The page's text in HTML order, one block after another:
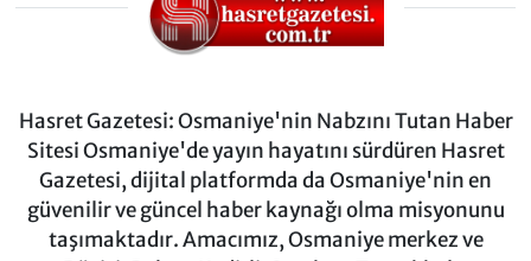
Hasret Gazetesi: Osmaniye'nin Nabzını Tutan Haber
Sitesi Osmaniye'de yayın hayatını sürdüren Hasret
Gazetesi, dijital platformda da Osmaniye'nin en
güvenilir ve güncel haber kaynağı olma misyonunu
taşımaktadır. Amacımız, Osmaniye merkez ve